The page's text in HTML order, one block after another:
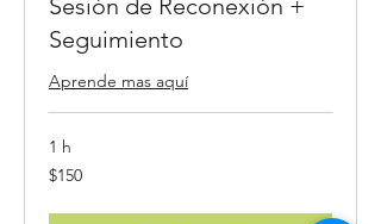
Sesión de Reconexión +
Seguimiento
Aprende mas aquí
1 h
150
US
$150